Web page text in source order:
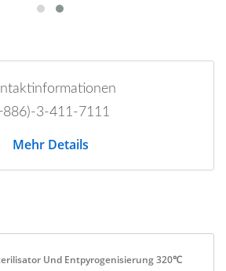
3-411-7111
Mehr Details
Und Entpyrogenisierung 320℃